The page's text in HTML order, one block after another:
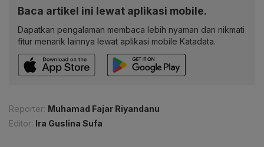
Baca artikel ini lewat aplikasi mobile.
Dapatkan pengalaman membaca lebih nyaman dan nikmati
fitur menarik lainnya lewat aplikasi mobile Katadata.
Reporter: Muhamad Fajar Riyandanu
Editor: Ira Guslina Sufa